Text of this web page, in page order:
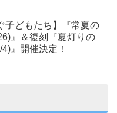
子どもたち】『常夏の
』＆復刻『夏灯りの
』開催決定！